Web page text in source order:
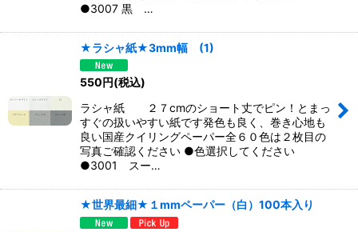
●3007 黒 …
★ラシャ紙★3mm幅 (1)
550 円(税込)
ラシャ紙 ２７cmのショート丈でピン！とまっ
すぐの扱いやすい紙です発色も良く、巻き心地も
良い国産クイリングペーパー全６０色は２枚目の
写真ご確認ください ●色選択してください
●3001 スー…
★世界最細★１mmペーパー（白）100本入り